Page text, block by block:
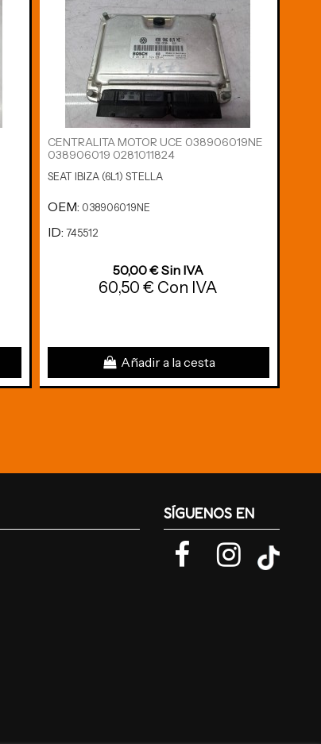
CENTRALITA MOTOR UCE 038906019NE
038906019 0281011824
SEAT IBIZA (6L1) STELLA
OEM: 038906019NE
ID: 745512
50,00 € Sin IVA
60,50 € Con IVA
Añadir a la cesta
SÍGUENOS EN